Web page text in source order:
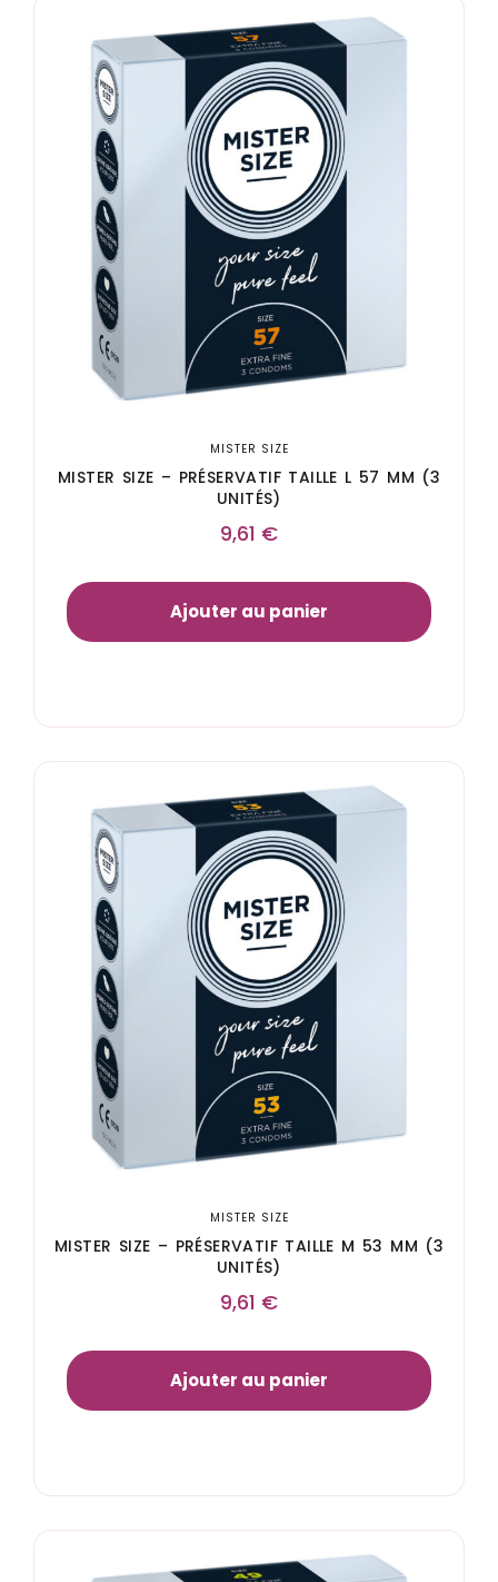
MISTER SIZE
MISTER SIZE – PRÉSERVATIF TAILLE L 57 MM (3
UNITÉS)
9,61 €
Ajouter au panier
MISTER SIZE
MISTER SIZE – PRÉSERVATIF TAILLE M 53 MM (3
UNITÉS)
9,61 €
Ajouter au panier